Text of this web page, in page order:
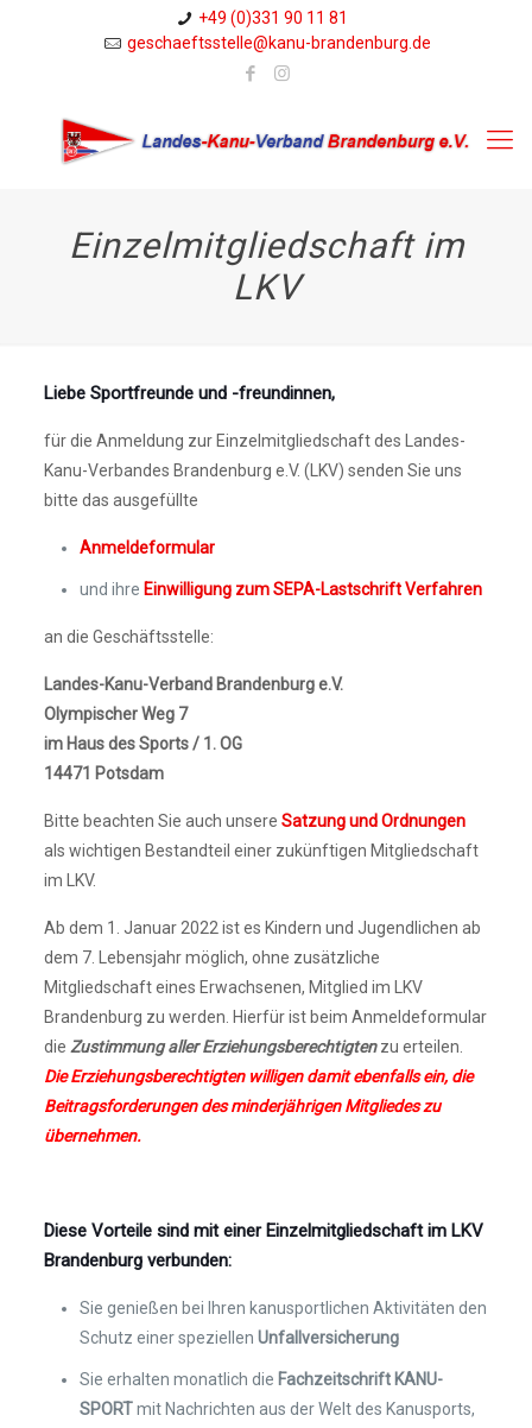
+49 (0)331 90 11 81
geschaeftsstelle@kanu-brandenburg.de
Einzelmitgliedschaft im
LKV
Liebe Sportfreunde und -freundinnen,
für die Anmeldung zur Einzelmitgliedschaft des Landes-
Kanu-Verbandes Brandenburg e.V. (LKV) senden Sie uns
bitte das ausgefüllte
Anmeldeformular
und ihre Einwilligung zum SEPA-Lastschrift Verfahren
an die Geschäftsstelle:
Landes-Kanu-Verband Brandenburg e.V.
Olympischer Weg 7
im Haus des Sports / 1. OG
14471 Potsdam
Bitte beachten Sie auch unsere Satzung und Ordnungen
als wichtigen Bestandteil einer zukünftigen Mitgliedschaft
im LKV.
Ab dem 1. Januar 2022 ist es Kindern und Jugendlichen ab
dem 7. Lebensjahr möglich, ohne zusätzliche
Mitgliedschaft eines Erwachsenen, Mitglied im LKV
Brandenburg zu werden. Hierfür ist beim Anmeldeformular
die Zustimmung aller Erziehungsberechtigten zu erteilen.
Die Erziehungsberechtigten willigen damit ebenfalls ein, die
Beitragsforderungen des minderjährigen Mitgliedes zu
übernehmen.
Diese Vorteilesind miteiner Einzelmitgliedschaft im LKV
Brandenburgverbunden:
Sie genießen bei Ihren kanusportlichen Aktivitäten den
Schutz einer speziellen Unfallversicherung
Sie erhalten monatlich die Fachzeitschrift KANU-
SPORTmit Nachrichten aus der Welt des Kanusports,